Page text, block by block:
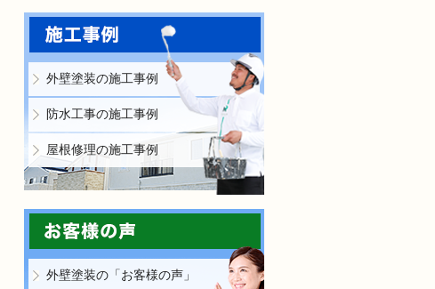
外壁塗装の施工事例
防水工事の施工事例
屋根修理の施工事例
外壁塗装の「お客様の声」